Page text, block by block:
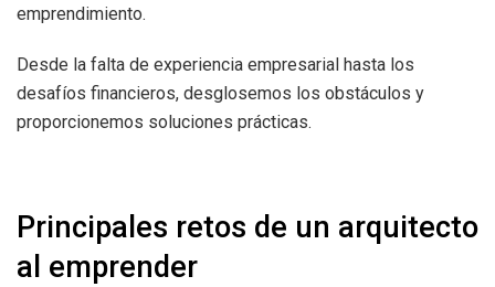
emprendimiento.
Desde la falta de experiencia empresarial hasta los
desafíos financieros, desglosemos los obstáculos y
proporcionemos soluciones prácticas.
Principales retos de un arquitecto
al emprender